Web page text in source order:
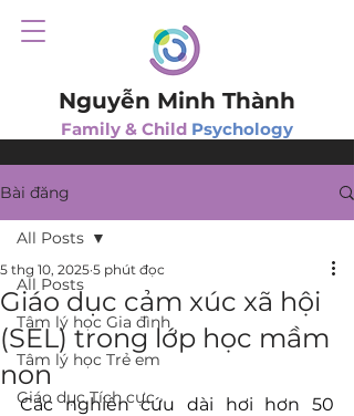
Nguyễn Minh Thành
Family & Child Psychology
Bài đăng
All Posts
Tâm lý học Gia đình
Tâm lý học Trẻ em
Giáo dục Tích cực
All Posts
Giáo dục cảm xúc xã hội
(SEL) trong lớp học mầm
non
5 thg 10, 2025 5 phút đọc
Các nghiên cứu dài hơi hơn 50